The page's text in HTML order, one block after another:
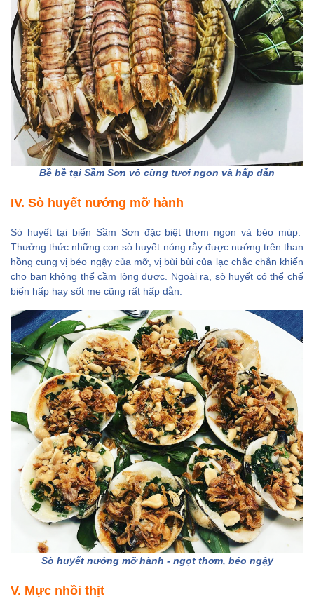
Bề bề tại Sầm Sơn vô cùng tươi ngon và hấp dẫn
IV. Sò huyết nướng mỡ hành
Sò huyết tại biển Sầm Sơn đặc biệt thơm ngon và béo múp.
Thưởng thức những con sò huyết nóng rẫy được nướng trên than
hồng cung vị béo ngậy của mỡ, vị bùi bùi của lạc chắc chắn khiến
cho bạn không thể cầm lòng được. Ngoài ra, sò huyết có thể chế
biến hấp hay sốt me cũng rất hấp dẫn.
Sò huyết nướng mỡ hành - ngọt thơm, béo ngậy
V. Mực nhồi thịt